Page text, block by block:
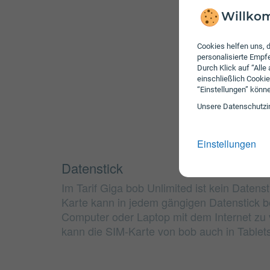
Cookies helfen uns,
personalisierte
Durch Klick auf
einschließlich
“Einstellungen”
Unsere
Einstellungen
Datenstick
Im Tarif Giga bob Unlimited ist kein
Karte kann in jedem gängigen Datenstick
Computer oder Laptop mit dem Internet
kann die SIM-Karte von bob auch in